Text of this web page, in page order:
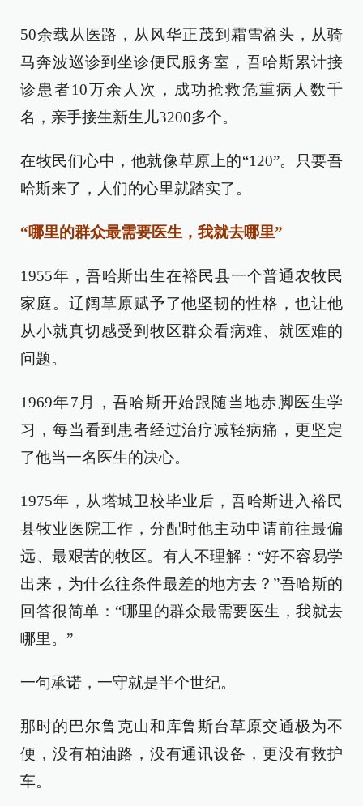
50余载从医路，从风华正茂到霜雪盈头，从骑
马奔波巡诊到坐诊便民服务室，吾哈斯累计接
诊患者10万余人次，成功抢救危重病人数千
名，亲手接生新生儿3200多个。
在牧民们心中，他就像草原上的“120”。只要吾
哈斯来了，人们的心里就踏实了。
“哪里的群众最需要医生，我就去哪里”
1955年，吾哈斯出生在裕民县一个普通农牧民
家庭。辽阔草原赋予了他坚韧的性格，也让他
从小就真切感受到牧区群众看病难、就医难的
问题。
1969年7月，吾哈斯开始跟随当地赤脚医生学
习，每当看到患者经过治疗减轻病痛，更坚定
了他当一名医生的决心。
1975年，从塔城卫校毕业后，吾哈斯进入裕民
县牧业医院工作，分配时他主动申请前往最偏
远、最艰苦的牧区。有人不理解：“好不容易学
出来，为什么往条件最差的地方去？”吾哈斯的
回答很简单：“哪里的群众最需要医生，我就去
哪里。”
一句承诺，一守就是半个世纪。
那时的巴尔鲁克山和库鲁斯台草原交通极为不
便，没有柏油路，没有通讯设备，更没有救护
车。